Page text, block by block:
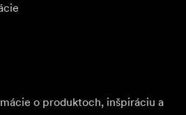
o produktoch, inšpiráciu a